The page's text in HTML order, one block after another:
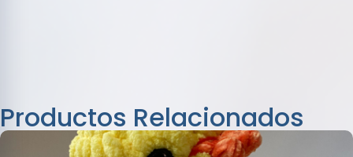
Productos Relacionados